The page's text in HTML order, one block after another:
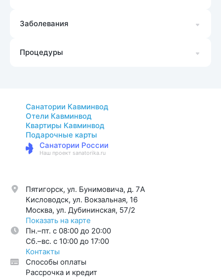
Заболевания
Процедуры
Санатории Кавминвод
Отели Кавминвод
Квартиры Кавминвод
Подарочные карты
Санатории России
Наш проект sanatorika.ru
Пятигорск, ул. Бунимовича, д. 7A
Кисловодск, ул. Вокзальная, 16
Москва, ул. Дубининская, 57/2
Показать на карте
Пн.–пт. с 08:00 до 20:00
Cб.–вс. с 10:00 до 17:00
Контакты
Способы оплаты
Рассрочка и кредит